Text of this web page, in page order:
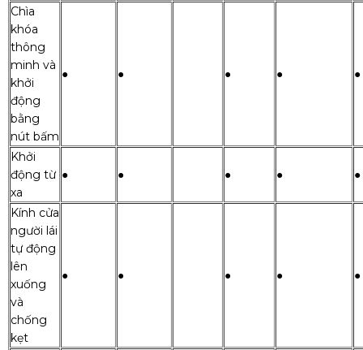
Chìa
khóa
thông
minh và
khởi
động
bằng
nút bấm
● ● ● ● ●
Khởi
động từ
xa
● ● ● ● ●
Kính cửa
người lái
tự động
lên
xuống
và
chống
kẹt
● ● ● ● ●